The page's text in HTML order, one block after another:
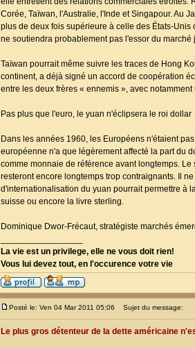
Corée, Taïwan, l'Australie, l'Inde et Singapour. Au
plus de deux fois supérieure à celle des États-
ne soutiendra probablement pas l'essor du
Taïwan pourrait même suivre les traces de Hong
continent, a déjà signé un accord de coopération
entre les deux frères « ennemis », avec
Pas plus que l'euro, le yuan n'éclipsera le roi dollar
Dans les années 1960, les Européens n'étaient
européenne n'a que légèrement affecté la part du
comme monnaie de référence avant longtemps.
resteront encore longtemps trop contraignants. Il
d'internationalisation du yuan pourrait permettre à
suisse ou encore la livre sterling.
Dominique Dwor-Frécaut, stratégiste marchés
La vie est un privilege, elle ne vous doit rien!
Vous lui devez tout, en l'occurence votre vie
Posté le: Ven 04 Mar 2011 05:06 Sujet du message:
Le plus gros détenteur de la dette américaine